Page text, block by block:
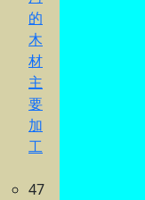
的
木
材
主
要
加
工
47